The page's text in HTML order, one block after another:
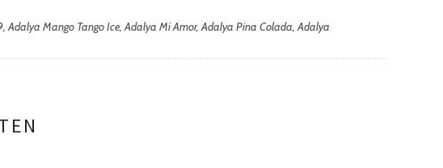
Adalya Mango Tango Ice, Adalya Mi Amor, Adalya Pina Colada, Adalya